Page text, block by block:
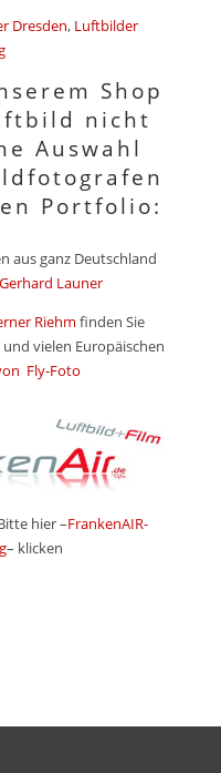
Dresden, Luftbilder
Shop
nicht
Auswahl
Portfolio:
aus ganz Deutschland
Launer
Riehm finden Sie
vielen Europäischen
Fly-Foto
hier –FrankenAIR-
– klicken